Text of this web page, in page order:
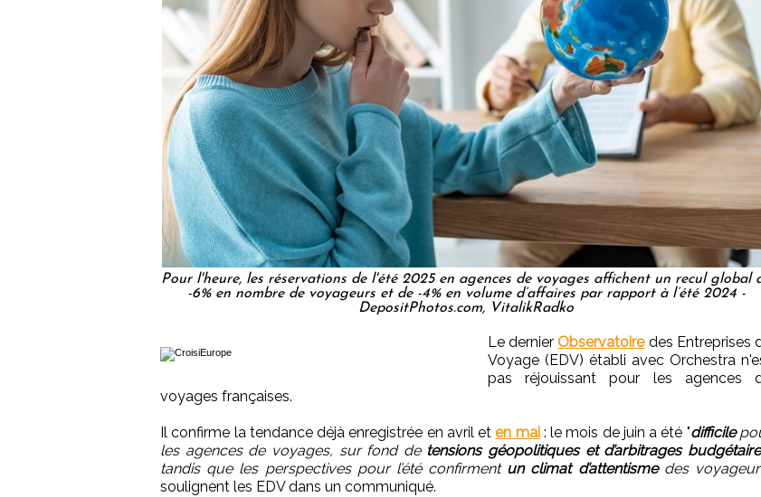
Pour l'heure, les réservations de l'été 2025 en agences de voyages affichent un recul global
-6% en nombre de voyageurs et de -4% en volume d’affaires par rapport à l’été 2024 -
DepositPhotos.com, VitalikRadko
Le dernierObservatoiredes Entreprises
Voyage (EDV) établi avec Orchestra
pas réjouissant pour les agences
voyages françaises.
Il confirme la tendance déjà enregistrée en avril eten mai: le mois de juin a été "difficile
les agences de voyages, sur fond de tensions géopolitiques et d’arbitrages
tandis que les perspectives pour l’été confirment un climat d’attentismedes
soulignent les EDV dans un communiqué.